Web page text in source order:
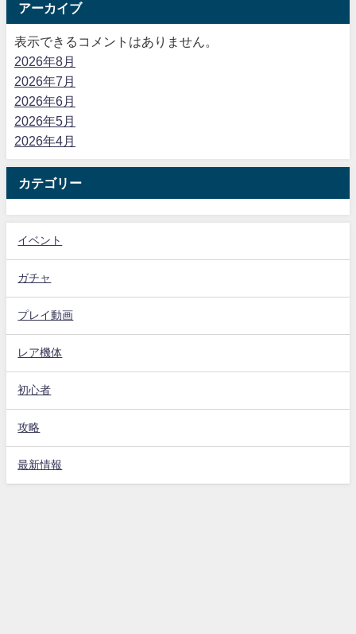
アーカイブ
表示できるコメントはありません。
2026年8月
2026年7月
2026年6月
2026年5月
2026年4月
カテゴリー
イベント
ガチャ
プレイ動画
レア機体
初心者
攻略
最新情報